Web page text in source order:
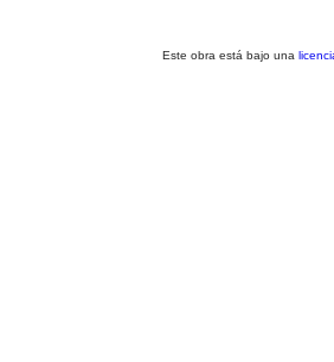
Este obra está bajo una